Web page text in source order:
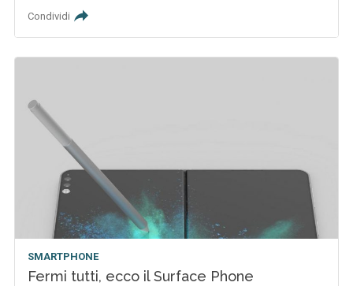
Condividi
SMARTPHONE
Fermi tutti, ecco il Surface Phone